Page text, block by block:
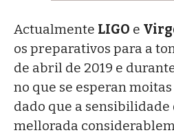
Actualmente LIGO e
os preparativos para a
de abril de 2019 e
no que se esperan
dado que a
mellorada